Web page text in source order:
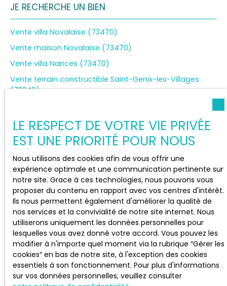
JE RECHERCHE UN BIEN
Vente villa Novalaise (73470)
Vente maison Novalaise (73470)
Vente villa Nances (73470)
Vente terrain constructible Saint-Genix-les-Villages
(73240)
Estimez votre bien
Vendre avec nous
Espace vendeur
Gestion locative
Nous contacter
INFORMATIONS
LE RESPECT DE VOTRE VIE PRIVÉE
EST UNE PRIORITÉ POUR NOUS
Nous utilisons des cookies afin de vous offrir une
expérience optimale et une communication pertinente sur
notre site. Grace à ces technologies, nous pouvons vous
proposer du contenu en rapport avec vos centres d'intérêt.
Ils nous permettent également d'améliorer la qualité de
nos services et la convivialité de notre site internet. Nous
utiliserons uniquement les données personnelles pour
lesquelles vous avez donné votre accord. Vous pouvez les
modifier à n'importe quel moment via la rubrique ″Gérer les
cookies″ en bas de notre site, à l'exception des cookies
essentiels à son fonctionnement. Pour plus d'informations
sur vos données personnelles, veuillez consulter